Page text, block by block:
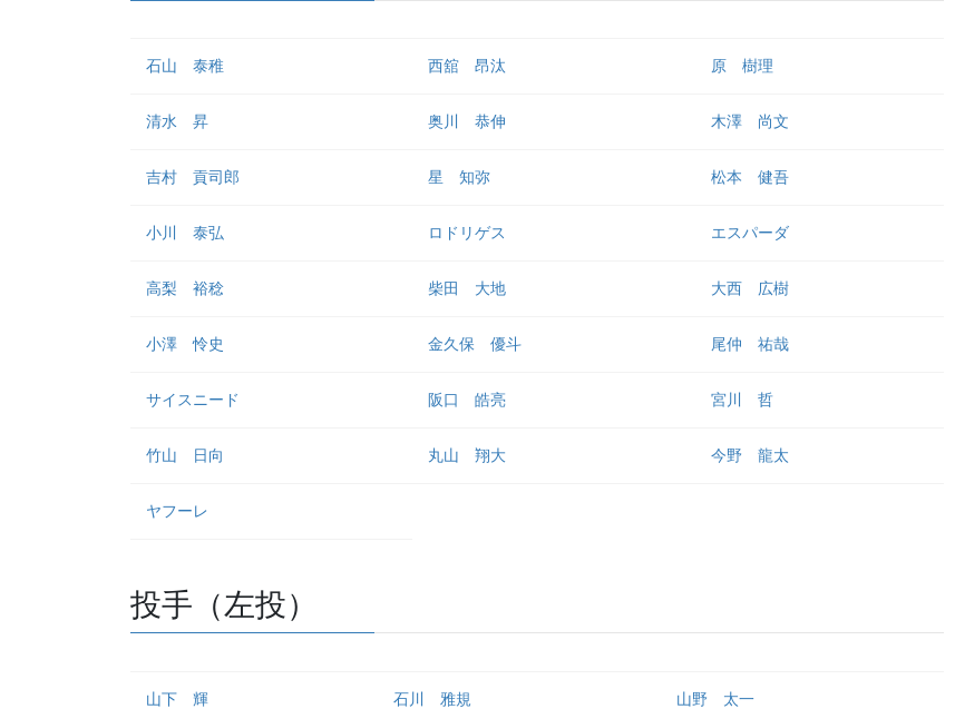
石山 泰稚 西舘 昂汰 原 樹理
清水 昇 奥川 恭伸 木澤 尚文
吉村 貢司郎 星 知弥 松本 健吾
小川 泰弘 ロドリゲス エスパーダ
高梨 裕稔 柴田 大地 大西 広樹
小澤 怜史 金久保 優斗 尾仲 祐哉
サイスニード 阪口 皓亮 宮川 哲
竹山 日向 丸山 翔大 今野 龍太
ヤフーレ
投手（左投）
山下 輝 石川 雅規 山野 太一